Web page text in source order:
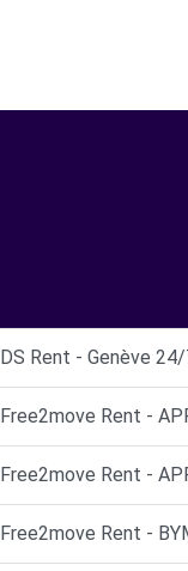
DS Rent - Genève
Free2move Rent -
Free2move Rent -
Free2move Rent -